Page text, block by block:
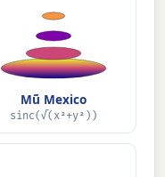
Mũ Mexico
sinc(√(x²+y²))